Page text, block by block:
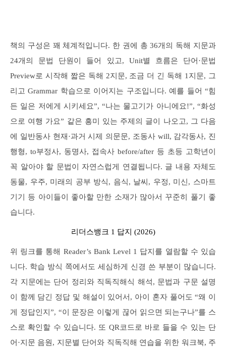
책의 구성은 꽤 체계적입니다. 한 권에 총 36개의 독해 지문과
24개의 문법 단원이 들어 있고, Unit별 흐름은 단어·문법
Preview로 시작해 짧은 독해 2지문, 조금 더 긴 독해 1지문, 그
리고 Grammar 학습으로 이어지는 구조입니다. 예를 들어 “힘
든 일은 저에게 시키세요”, “나는 물고기가 아니에요!”, “화성
으로 여행 가요” 같은 흥미 있는 주제의 글이 나오고, 그 다음
에 일반동사 현재·과거 시제 의문문, 조동사 will, 감각동사, 진
행형, to부정사, 동명사, 접속사 before/after 등 초등 고학년이
꼭 알아야 할 문법이 자연스럽게 연결됩니다. 글 내용 자체도
동물, 우주, 미래의 공부 방식, 음식, 날씨, 우정, 미신, 스마트
기기 등 아이들이 좋아할 만한 소재가 많아서 꾸준히 풀기 좋
습니다.
리더스뱅크 1 답지 (2026)
위 링크를 통해 Reader’s Bank Level 1 답지를 열람할 수 있습
니다. 학습 방식 쪽에서도 세심하게 신경 쓴 부분이 많습니다.
각 지문에는 단어 정리와 직독직해식 해석, 문법과 구문 설명
이 함께 담긴 정답 및 해설이 있어서, 아이 혼자 풀어도 “왜 이
게 정답인지”, “이 문장은 이렇게 끊어 읽으면 되는구나”를 스
스로 확인할 수 있습니다. 또 QR코드로 바로 들을 수 있는 단
어·지문 음원, 지문별 단어와 직독직해 연습을 위한 워크북, 주